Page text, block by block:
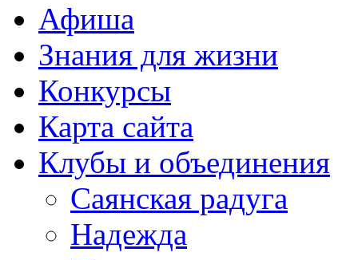
Афиша
Знания для жизни
Конкурсы
Карта сайта
Клубы и объединения
Саянская радуга
Надежда